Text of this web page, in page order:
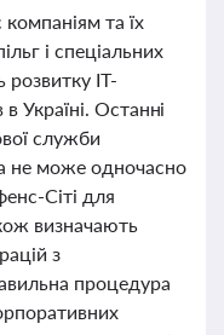
та їх
і спеціальних
IT-
в Україні. Останні
служби
не може одночасно
Сіті для
визначають
з
процедура